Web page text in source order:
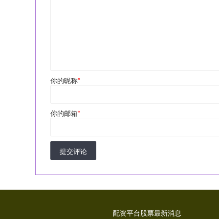
你的昵称*
你的邮箱*
提交评论
配资平台股票最新消息